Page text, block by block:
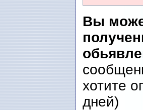
Вы
хотите
дней)